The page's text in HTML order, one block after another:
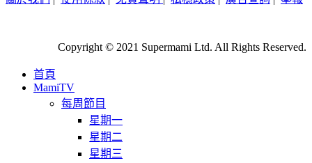
Copyright © 2021 Supermami Ltd. All Rights Reserved.
首頁
MamiTV
每周節目
星期一
星期二
星期三